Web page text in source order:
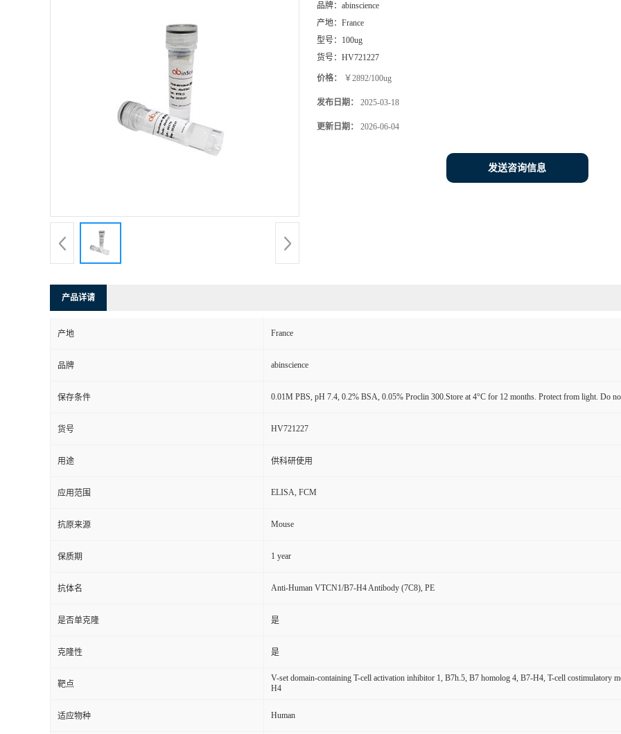
品牌： abinscience
产地： France
型号： 100ug
货号： HV721227
价格： ￥2892/100ug
发布日期： 2025-03-18
更新日期： 2026-06-04
发送咨询信息
产品详请
产地 France
品牌 abinscience
保存条件 0.01M PBS, pH 7.4, 0.2% BSA, 0.05% Proclin 300.Store at 4°C for 12 months. Protect from light. Do
货号 HV721227
用途 供科研使用
应用范围 ELISA, FCM
抗原来源 Mouse
保质期 1 year
抗体名 Anti-Human VTCN1/B7-H4 Antibody (7C8), PE
是否单克隆 是
克隆性 是
靶点
V-set domain-containing T-cell activation inhibitor 1, B7h.5, B7 homolog 4, B7-H4, T-cell
H4
适应物种 Human